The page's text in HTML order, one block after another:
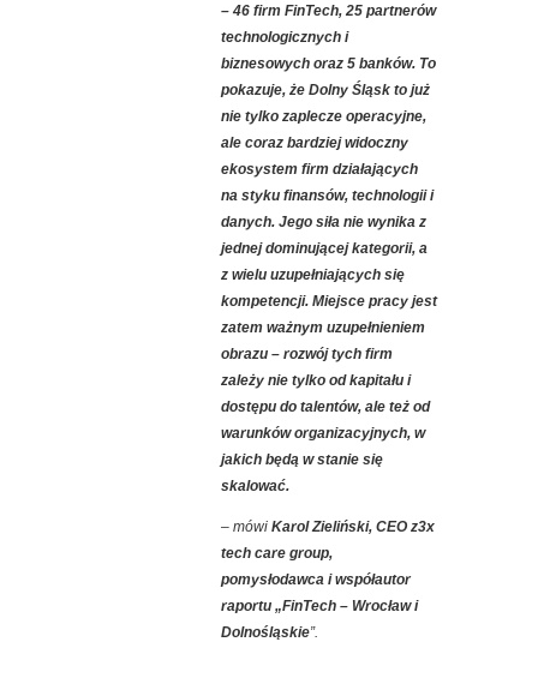
– 46 firm FinTech, 25 partnerów
technologicznych i
biznesowych oraz 5 banków. To
pokazuje, że Dolny Śląsk to już
nie tylko zaplecze operacyjne,
ale coraz bardziej widoczny
ekosystem firm działających
na styku finansów, technologii i
danych. Jego siła nie wynika z
jednej dominującej kategorii, a
z wielu uzupełniających się
kompetencji. Miejsce pracy jest
zatem ważnym uzupełnieniem
obrazu – rozwój tych firm
zależy nie tylko od kapitału i
dostępu do talentów, ale też od
warunków organizacyjnych, w
jakich będą w stanie się
skalować.
– mówi Karol Zieliński, CEO z3x
tech care group,
pomysłodawca i współautor
raportu „FinTech – Wrocław i
Dolnośląskie”.